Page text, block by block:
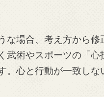
な場合、考え方から
武術やスポーツの「
。心と行動が一致しな